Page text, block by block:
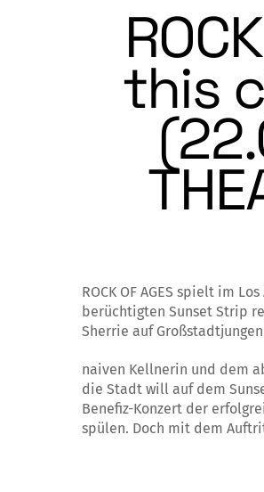
this
ROCK OF AGES spielt im
berüchtigten Sunset Strip
Sherrie auf
naiven Kellnerin und dem
die Stadt will auf dem
Benefiz-Konzert der
spülen. Doch mit dem